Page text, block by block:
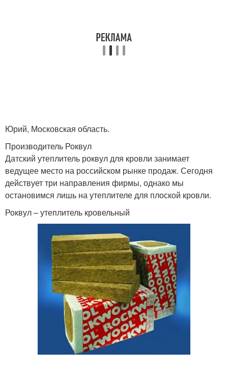
Утеплитель для
скатных кровель
Юрий, Московская область.
Производитель Роквул
Датский утеплитель роквул для кровли занимает
ведущее место на российском рынке продаж. Сегодня
действует три направления фирмы, однако мы
остановимся лишь на утеплителе для плоской кровли.
Роквул – утеплитель кровельный